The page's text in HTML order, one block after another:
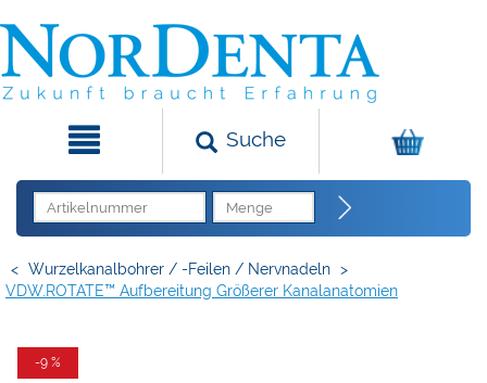
Suche
< Wurzelkanalbohrer / -Feilen / Nervnadeln >
VDW.ROTATE™ Aufbereitung Größerer Kanalanatomien
-9 %